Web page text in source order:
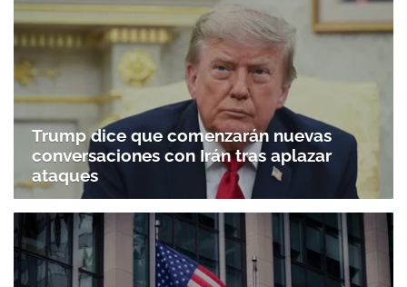
Trump dice que comenzarán nuevas
conversaciones con Irán tras aplazar
ataques